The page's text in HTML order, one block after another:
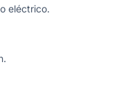
eléctrico.